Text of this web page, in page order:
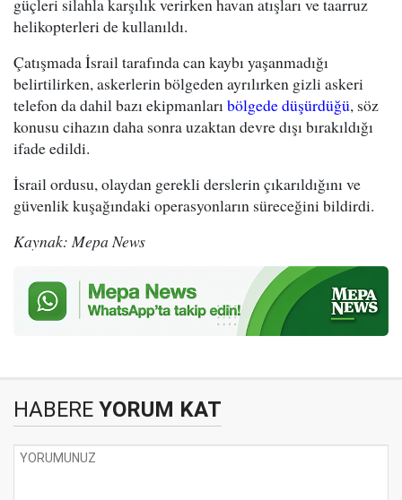
güçleri silahla karşılık verirken havan atışları ve taarruz
helikopterleri de kullanıldı.
Çatışmada İsrail tarafında can kaybı yaşanmadığı
belirtilirken, askerlerin bölgeden ayrılırken gizli askeri
telefon da dahil bazı ekipmanlarıbölgede düşürdüğü, söz
konusu cihazın daha sonra uzaktan devre dışı bırakıldığı
ifade edildi.
İsrail ordusu, olaydan gerekli derslerin çıkarıldığını ve
güvenlik kuşağındaki operasyonların süreceğini bildirdi.
Kaynak: Mepa News
HABERE YORUM KAT